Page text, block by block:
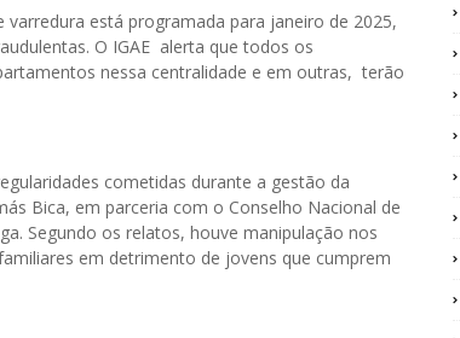
está programada para janeiro de 2025,
O IGAE alerta que todos os
nessa centralidade e em outras, terão
cometidas durante a gestão da
Bica, em parceria com o Conselho Nacional de
Segundo os relatos, houve manipulação nos
em detrimento de jovens que cumprem